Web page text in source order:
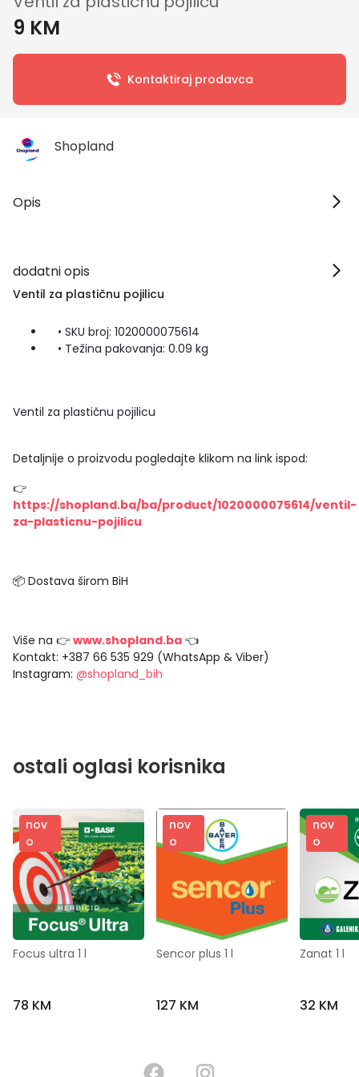
9 KM
Kontaktiraj prodavca
Shopland
Opis
dodatni opis
Ventil za plastičnu pojilicu
• SKU broj: 1020000075614
• Težina pakovanja: 0.09 kg
Ventil za plastičnu pojilicu
Detaljnije o proizvodu pogledajte klikom na link ispod:
👉
https://shopland.ba/ba/product/1020000075614/ventil-
za-plasticnu-pojilicu
📦 Dostava širom BiH
Više na 👉 www.shopland.ba 👈
Kontakt: +387 66 535 929 (WhatsApp & Viber)
Instagram: @shopland_bih
ostali oglasi korisnika
nov
o
Focus ultra 1 l
78 KM
nov
o
Sencor plus 1 l
127 KM
nov
o
Zanat 1 l
32 KM